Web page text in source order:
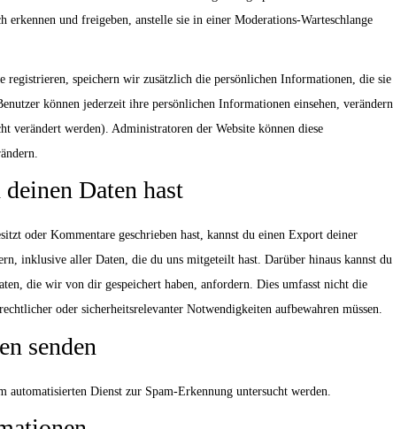
erkennen und freigeben, anstelle sie in einer Moderations-Warteschlange
registrieren, speichern wir zusätzlich die persönlichen Informationen, die sie
können jederzeit ihre persönlichen Informationen einsehen, verändern
verändert werden). Administratoren der Website können diese
Daten hast
oder Kommentare geschrieben hast, kannst du einen Export deiner
inklusive aller Daten, die du uns mitgeteilt hast. Darüber hinaus kannst du
die wir von dir gespeichert haben, anfordern. Dies umfasst nicht die
oder sicherheitsrelevanter Notwendigkeiten aufbewahren müssen.
senden
automatisierten Dienst zur Spam-Erkennung untersucht werden.